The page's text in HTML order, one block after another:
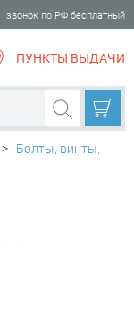
звонок по РФ бесплатный
ПУНКТЫ ВЫДАЧИ
>
Болты, винты,